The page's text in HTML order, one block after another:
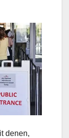
denen,